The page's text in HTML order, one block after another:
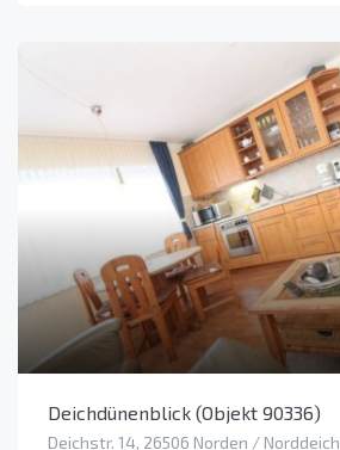
Deichdünenblick (Objekt 90336)
Deichstr. 14, 26506 Norden / Norddeich